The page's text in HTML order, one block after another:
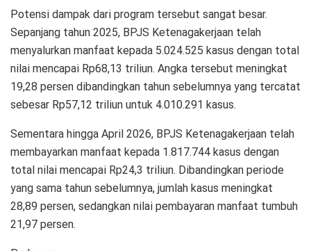
Potensi dampak dari program tersebut sangat besar.
Sepanjang tahun 2025, BPJS Ketenagakerjaan telah
menyalurkan manfaat kepada 5.024.525 kasus dengan total
nilai mencapai Rp68,13 triliun. Angka tersebut meningkat
19,28 persen dibandingkan tahun sebelumnya yang tercatat
sebesar Rp57,12 triliun untuk 4.010.291 kasus.
Sementara hingga April 2026, BPJS Ketenagakerjaan telah
membayarkan manfaat kepada 1.817.744 kasus dengan
total nilai mencapai Rp24,3 triliun. Dibandingkan periode
yang sama tahun sebelumnya, jumlah kasus meningkat
28,89 persen, sedangkan nilai pembayaran manfaat tumbuh
21,97 persen.